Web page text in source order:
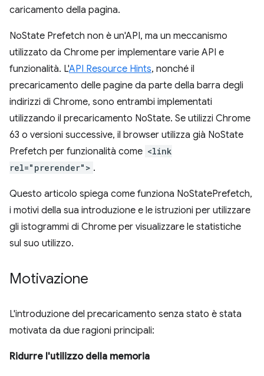
caricamento della pagina.
NoState Prefetch non è un'API, ma un meccanismo
utilizzato da Chrome per implementare varie API e
funzionalità. L'API Resource Hints, nonché il
precaricamento delle pagine da parte della barra degli
indirizzi di Chrome, sono entrambi implementati
utilizzando il precaricamento NoState. Se utilizzi Chrome
63 o versioni successive, il browser utilizza già NoState
Prefetch per funzionalità come <link
rel="prerender"> .
Questo articolo spiega come funziona NoStatePrefetch,
i motivi della sua introduzione e le istruzioni per utilizzare
gli istogrammi di Chrome per visualizzare le statistiche
sul suo utilizzo.
Motivazione
L'introduzione del precaricamento senza stato è stata
motivata da due ragioni principali:
Ridurre l'utilizzo della memoria